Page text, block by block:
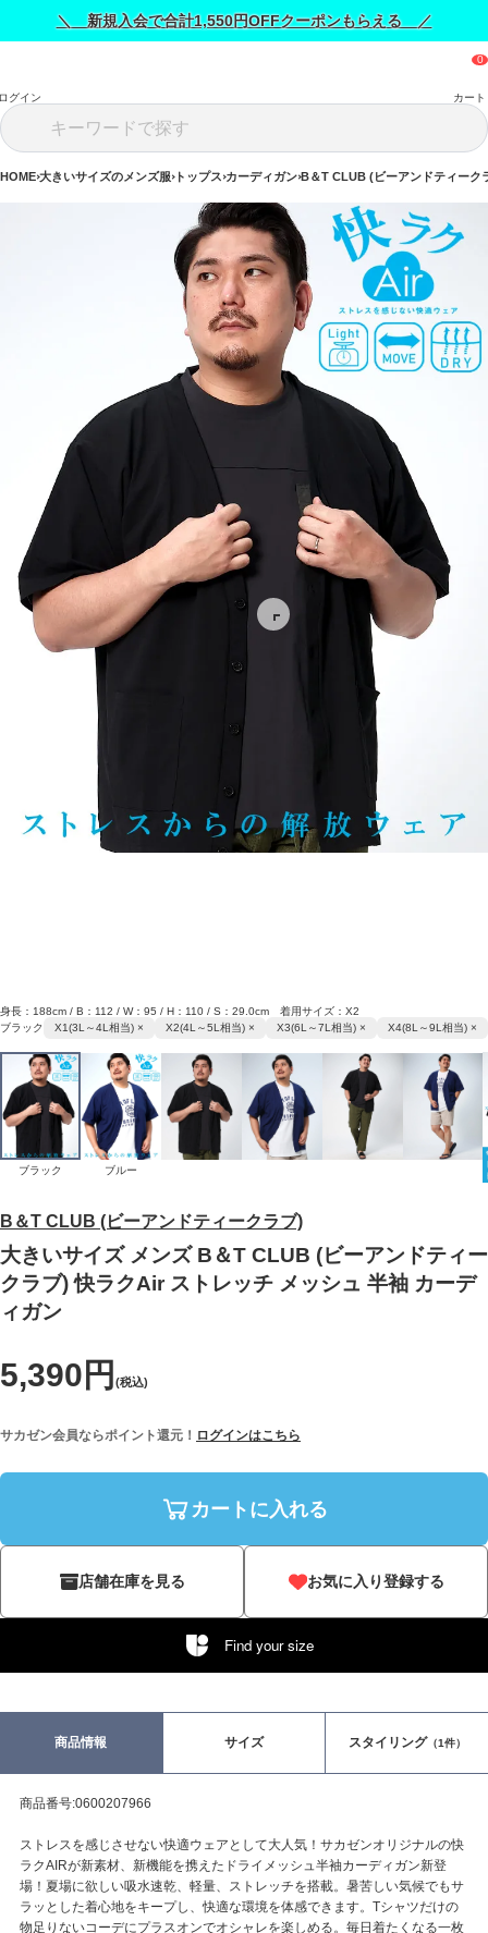
＼ 新規入会で合計1,550円OFFクーポンもらえる ／
グイン カート
HOME 大きいサイズのメンズ服 トップス カーディガン B＆T CLUB (ビーアンドティーク
B＆T CLUB (ビーアンドティークラブ)
大きいサイズ メンズ B＆T CLUB (ビーアンドティー
クラブ) 快ラクAir ストレッチ メッシュ 半袖 カーデ
ィガン
5,390円 (税込)
サカゼン会員ならポイント還元！ ログインはこちら
カートに入れる
店舗在庫を見る お気に入り登録する
Find your size
身長：188cm / B：112 / W：95 / H：110 / S：29.0cm 着用サイズ：X2
ブラック
X1(3L～4L相当) × X2(4L～5L相当) × X3(6L～7L相当) × X4(8L～9L相当) ×
ブラック ブルー
商品情報 サイズ スタイリング（1件）
商品番号:0600207966
ストレスを感じさせない快適ウェアとして大人気！サカゼンオリジナルの快
ラクAIRが新素材、新機能を携えたドライメッシュ半袖カーディガン新登
場！夏場に欲しい吸水速乾、軽量、ストレッチを搭載。暑苦しい気候でもサ
ラッとした着心地をキープし、快適な環境を体感できます。Tシャツだけの
物足りないコーデにプラスオンでオシャレを楽しめる。毎日着たくなる一枚